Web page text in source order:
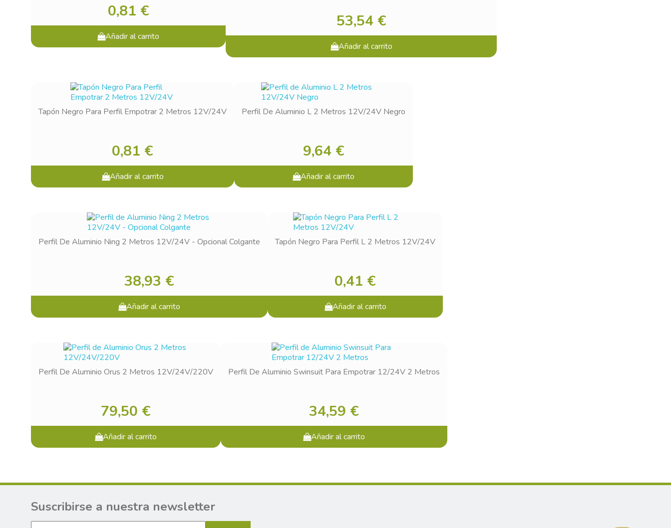
0,81 €
Añadir al carrito
53,54 €
Añadir al carrito
Tapón Negro Para Perfil Empotrar 2 Metros 12V/24V
0,81 €
Añadir al carrito
Perfil De Aluminio L 2 Metros 12V/24V Negro
9,64 €
Añadir al carrito
Perfil De Aluminio Ning 2 Metros 12V/24V - Opcional Colgante
38,93 €
Añadir al carrito
Tapón Negro Para Perfil L 2 Metros 12V/24V
0,41 €
Añadir al carrito
Perfil De Aluminio Orus 2 Metros 12V/24V/220V
79,50 €
Añadir al carrito
Perfil De Aluminio Swinsuit Para Empotrar 12/24V 2 Metros
34,59 €
Añadir al carrito
Suscribirse a nuestra newsletter